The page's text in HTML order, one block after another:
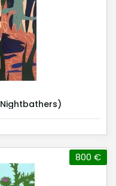
800 €